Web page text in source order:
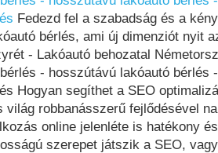
Fedezd fel a szabadság és a
bérlés, ami új dimenziót nyit
- Lakóautó behozatal
- hosszútávú lakóautó bérlés
Hogyan segíthet a SEO
világ robbanásszerű fejlődésével
online jelenléte is hatékony
szerepet játszik a SEO,